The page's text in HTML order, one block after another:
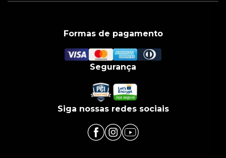
Formas de pagamento
Segurança
Siga nossas redes sociais